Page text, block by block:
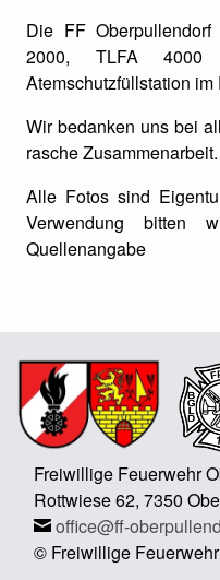
Die FF
2000, TLFA
Atemschutzfüllstation im
Wir bedanken uns bei
rasche Zusammenarbeit.
Alle Fotos sind
Verwendung bitten
Quellenangabe
Freiwillige Feuerwehr
Rottwiese 62, 7350
office@ff-
© Freiwillige